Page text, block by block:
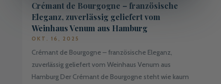
Crémant de Bourgogne – französische
Eleganz, zuverlässig geliefert vom
Weinhaus Venum aus Hamburg
OKT. 16, 2025
Crémant de Bourgogne – französische Eleganz,
zuverlässig geliefert vom Weinhaus Venum aus
Hamburg Der Crémant de Bourgogne steht wie kaum